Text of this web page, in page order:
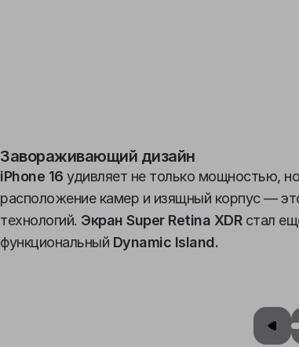
Завораживающий дизайн
iPhone 16 удивляет не только мощностью,
расположение камер и изящный корпус —
технологий. Экран Super Retina XDRстал
функциональный Dynamic Island.